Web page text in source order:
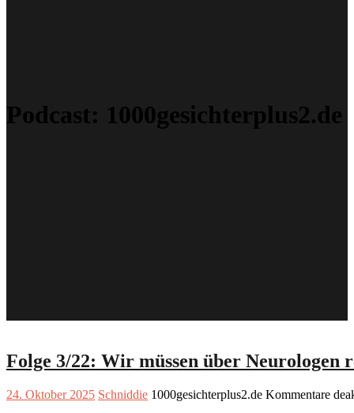
Podcast: 1000gesichterplus2.de
Folge 3/22: Wir müssen über Neurologen
24. Oktober 2025 Schniddie 1000gesichterplus2.de Kommentare